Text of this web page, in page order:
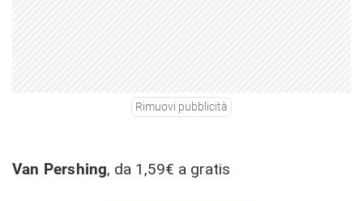
Rimuovi pubblicità
Van Pershing, da 1,59€ a gratis